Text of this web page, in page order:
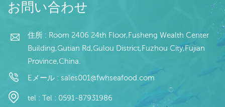
お問い合わせ
住所 : Room 2406 24th Floor,Fusheng Wealth Center
Building,Gutian Rd,Gulou District,Fuzhou City,Fujian
Province,China.
Eメール : sales001@fwhseafood.com
tel : Tel : 0591-87931986